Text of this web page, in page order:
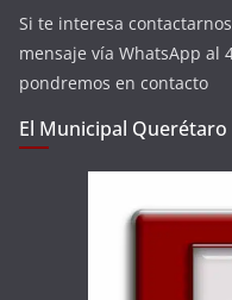
Si te interesa
mensaje vía WhatsApp al
pondremos en contacto
El Municipal Querétaro